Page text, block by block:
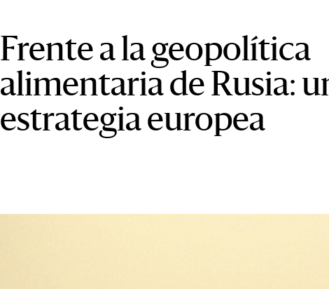
Frente a la geopolítica
alimentaria de Rusia:
estrategia europea